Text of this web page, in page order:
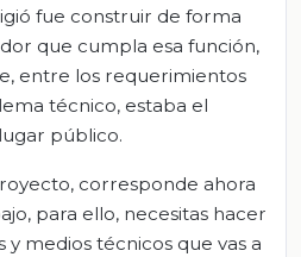
fue construir de forma
que cumpla esa función,
entre los requerimientos
técnico, estaba el
público.
corresponde ahora
para ello, necesitas hacer
y medios técnicos que vas a